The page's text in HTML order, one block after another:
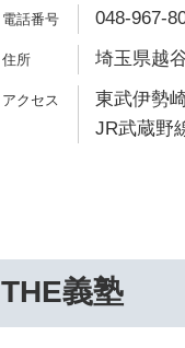
048-967-
埼玉県越
東武伊勢
JR武蔵野
THE義塾